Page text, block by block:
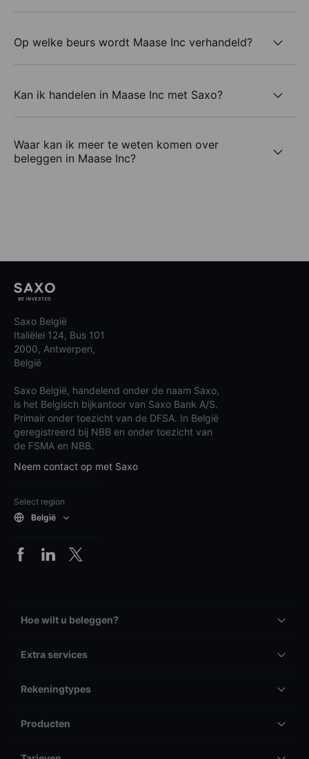
Op welke beurs wordt Maase Inc verhandeld?
Kan ik handelen in Maase Inc met Saxo?
Waar kan ik meer te weten komen over
beleggen in Maase Inc?
Saxo België
Italiëlei 124, Bus 101
2000, Antwerpen,
België
Saxo België, handelend onder de naam Saxo,
is het Belgisch bijkantoor van Saxo Bank A/S.
Primair onder toezicht van de DFSA. In België
geregistreerd bij NBB en onder toezicht van
de FSMA en NBB.
Neem contact op met Saxo
Select region
België
Hoe wilt u beleggen?
Extra services
Rekeningtypes
Producten